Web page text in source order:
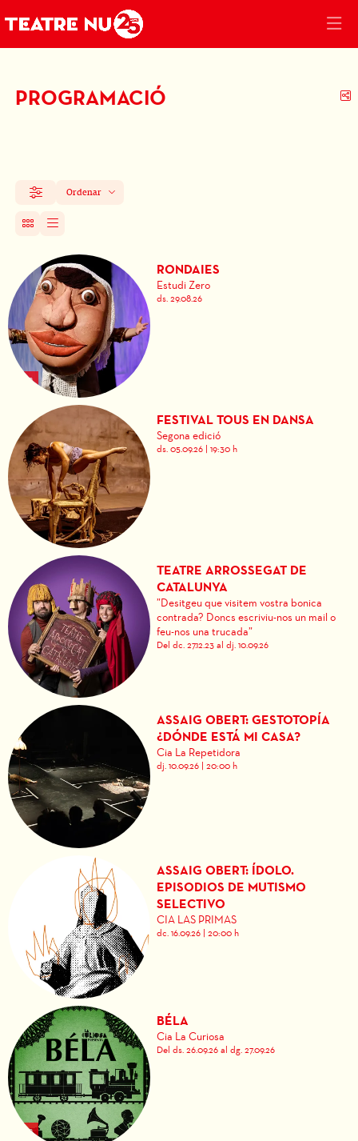
PROGRAMACIÓ
FiltrarOrdenar
RONDAIES
Estudi Zero
ds. 29.08.26
FESTIVAL TOUS EN DANSA
Segona edició
ds. 05.09.26 |19:30 h
TEATRE ARROSSEGAT DE
CATALUNYA
”Desitgeu que visitem vostra bonica
contrada? Doncs escriviu-nos un mail o
feu-nos una trucada”
Del dc. 27.12.23 al dj. 10.09.26
ASSAIG OBERT: GESTOTOPÍA
¿DÓNDE ESTÁ MI CASA?
Cia La Repetidora
dj. 10.09.26 |20:00 h
ASSAIG OBERT: ÍDOLO.
EPISODIOS DE MUTISMO
SELECTIVO
CIA LAS PRIMAS
dc. 16.09.26 |20:00 h
BÉLA
Cia La Curiosa
Del ds. 26.09.26 al dg. 27.09.26